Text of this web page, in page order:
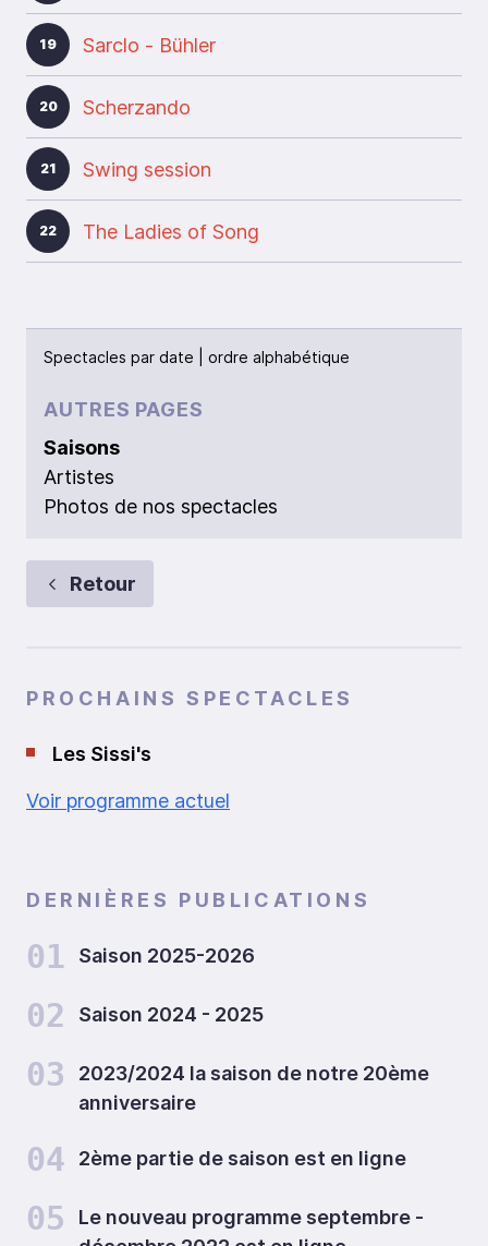
19 Sarclo - Bühler
20 Scherzando
21 Swing session
22 The Ladies of Song
Spectacles par date ordre alphabétique
AUTRES PAGES
Saisons
Artistes
Photos de nos spectacles
Retour
PROCHAINS SPECTACLES
Les Sissi's
Voir programme actuel
DERNIÈRES PUBLICATIONS
01 Saison 2025-2026
02 Saison 2024 - 2025
03
2023/2024 la saison de notre 20ème
anniversaire
04 2ème partie de saison est en ligne
05
Le nouveau programme septembre -